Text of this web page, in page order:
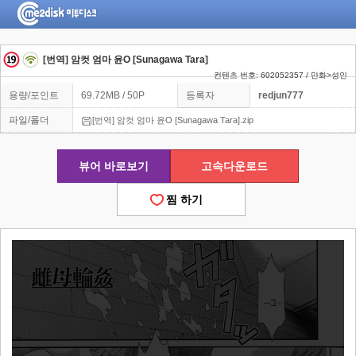
[번역] 암컷 엄마 윤O [Sunagawa Tara]
컨텐츠 번호: 602052357 / 만화>성인
용량/포인트 69.72MB / 50P 등록자 redjun777
파일/폴더 [번역] 암컷 엄마 윤O [Sunagawa Tara].zip
뷰어 바로보기 고속다운로드
찜 하기